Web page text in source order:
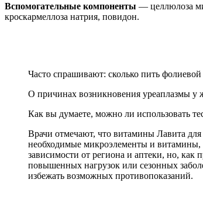
Вспомогательные компоненты — целлюлоза
кроскармеллоза натрия, повидон.
Часто спрашивают: сколько пить
О причинах возникновения уреаплазмы у
Как вы думаете, можно ли использовать
Врачи отмечают, что витамины Лавита
необходимые микроэлементы и
зависимости от региона и аптеки, но,
повышенных нагрузок или сезонных
избежать возможных противопоказаний.